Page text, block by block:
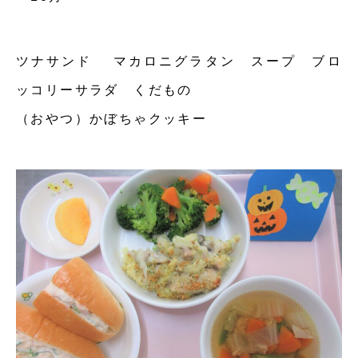
ツナサンド マカロニグラタン スープ ブロ
ッコリーサラダ くだもの
（おやつ）かぼちゃクッキー